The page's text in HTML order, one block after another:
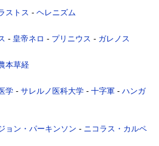
ストス -ヘレニズム
- 皇帝ネロ - プリニウス - ガレノス
本草経
学 -サレルノ医科大学 -十字軍 -ハンガ
ョン・パーキンソン - ニコラス・カルペ